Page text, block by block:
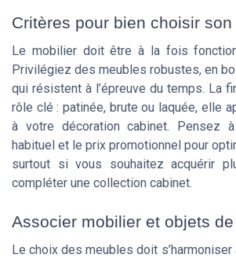
Critères pour bien choisir
Le mobilier doit être à la fois
Privilégiez des meubles robustes, en
qui résistent à l’épreuve du temps. La
rôle clé : patinée, brute ou laquée, elle
à votre décoration cabinet. Pensez
habituel et le prix promotionnel pour
surtout si vous souhaitez acquérir
compléter une collection cabinet.
Associer mobilier et objets
Le choix des meubles doit